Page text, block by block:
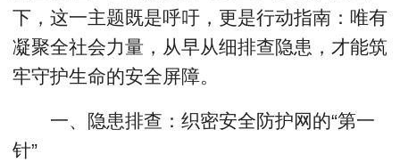
下，这一主题既是呼吁，更是行动指南：唯有
凝聚全社会力量，从早从细排查隐患，才能筑
牢守护生命的安全屏障。
一、隐患排查：织密安全防护网的“第一
针”